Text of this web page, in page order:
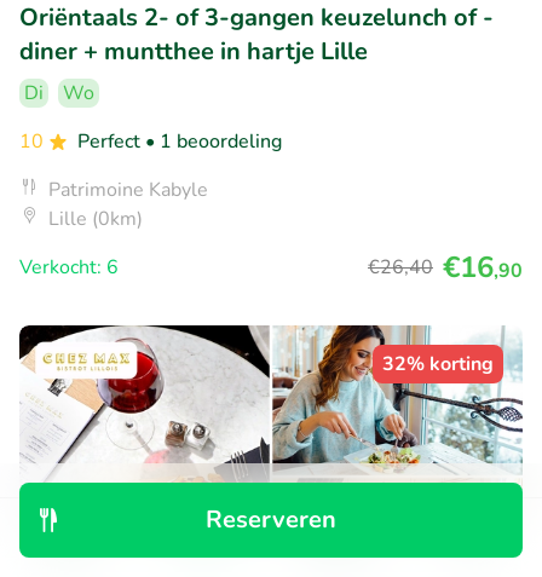
Reserveren
Oriëntaals 2- of 3-gangen keuzelunch of -
diner + muntthee in hartje Lille
Di
Wo
10
Perfect • 1 beoordeling
Patrimoine Kabyle
Lille (0km)
Verkocht: 6
€26,40 €16,90
32% korting